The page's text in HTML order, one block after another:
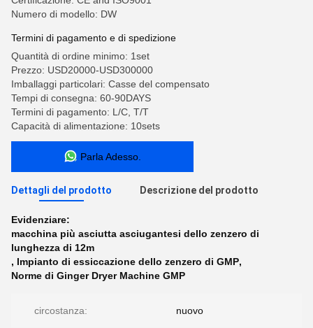
Numero di modello: DW
Termini di pagamento e di spedizione
Quantità di ordine minimo: 1set
Prezzo: USD20000-USD300000
Imballaggi particolari: Casse del compensato
Tempi di consegna: 60-90DAYS
Termini di pagamento: L/C, T/T
Capacità di alimentazione: 10sets
Parla Adesso.
Dettagli del prodotto Descrizione del prodotto
Evidenziare:
macchina più asciutta asciugantesi dello zenzero di
lunghezza di 12m
, Impianto di essiccazione dello zenzero di GMP,
Norme di Ginger Dryer Machine GMP
circostanza: nuovo